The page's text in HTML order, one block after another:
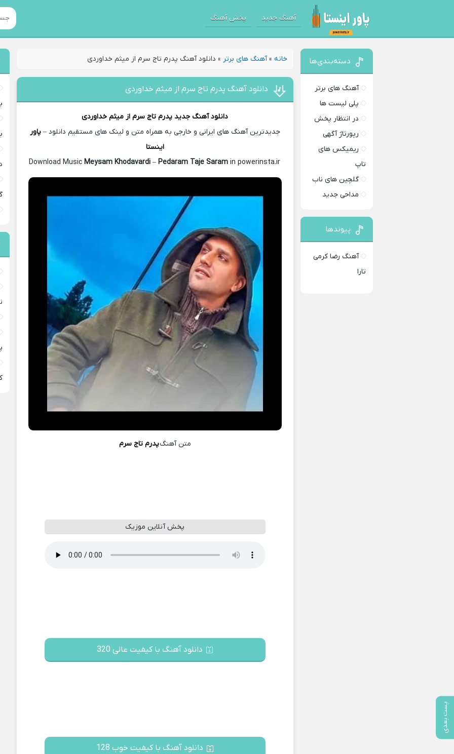
آهنگ جدید پخش آهنگ
خانه »آهنگ های برتر » دانلود آهنگ پدرم تاج سرم از میثم خداوردی
پست بعدی
دانلود آهنگ پدرم تاج سرم از میثم خداوردی
دانلود آهنگ جدید پدرم تاج سرم از میثم خداوردی
جدیدترین آهنگ های ایرانی و خارجی به همراه متن و لینک های مستقیم دانلود –پاور
اینستا
Meysam Khodavardi –Pedaram Taje Saramin powerinsta.ir
متن آهنگپدرم تاج سرم
پخش آنلاین موزیک
دانلود آهنگ با کیفیت عالی 320
دانلود آهنگ با کیفیت خوب 128
دسته‌بندی‌ها
آهنگ های برتر
پلی لیست ها
در انتظار پخش
رپورتاژ آگهی
ریمیکس های
تاپ
گلچین های ناب
مداحی جدید
پیوندها
آهنگ رضا کرمی
تارا